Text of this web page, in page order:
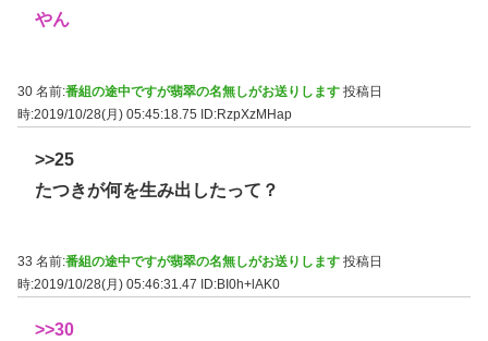
やん
30 名前:番組の途中ですが翡翠の名無しがお送りします 投稿日
時:2019/10/28(月) 05:45:18.75 ID:RzpXzMHap
>>25
たつきが何を生み出したって？
33 名前:番組の途中ですが翡翠の名無しがお送りします 投稿日
時:2019/10/28(月) 05:46:31.47
ID:BI0h+lAK0
>>30